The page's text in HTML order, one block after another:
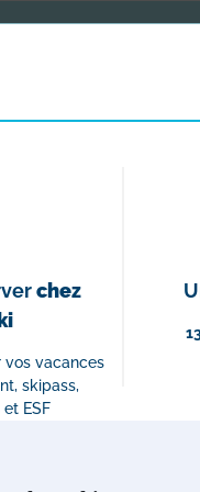
chez
vos vacances
skipass,
ESF